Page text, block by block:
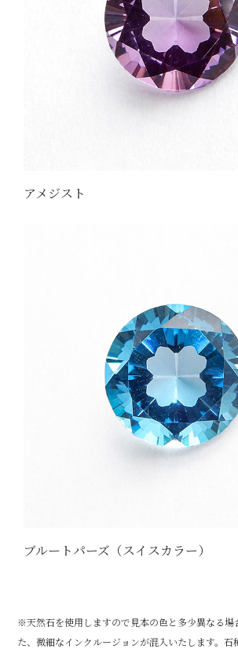
アメジスト
ブルートパーズ（スイスカラー）
※天然石を使用しますので見本の色と多少異なる場
た、微細なインクルージョンが混入いたします。石